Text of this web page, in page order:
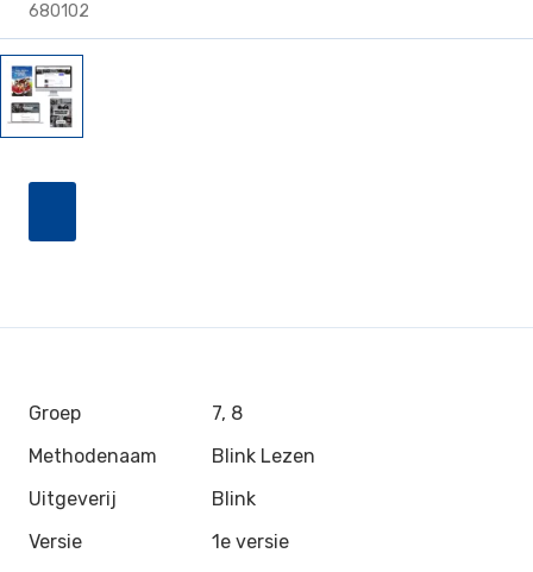
680102
Groep
7, 8
Methodenaam
Blink Lezen
Uitgeverij
Blink
Versie
1e versie